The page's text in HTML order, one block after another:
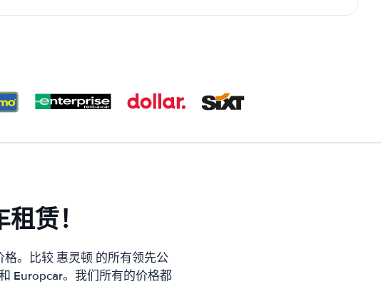
赁！
。比较 惠灵顿 的所有领先公
Europcar。我们所有的价格都